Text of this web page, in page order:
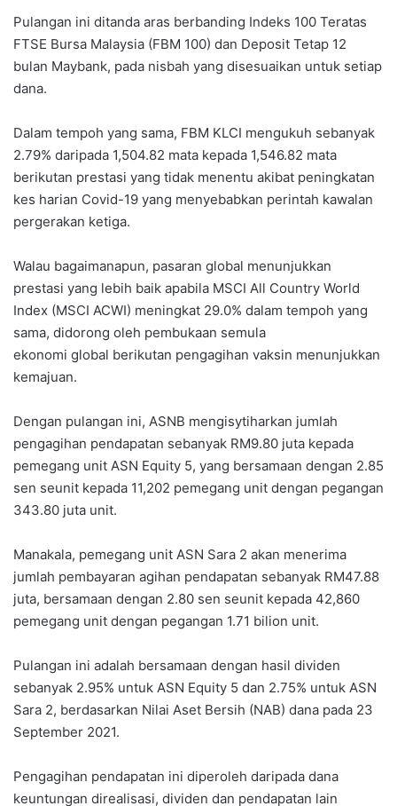
Pulangan ini ditanda aras berbanding Indeks 100 Teratas
FTSE Bursa Malaysia (FBM 100) dan Deposit Tetap 12
bulan Maybank, pada nisbah yang disesuaikan untuk setiap
dana.
Dalam tempoh yang sama, FBM KLCI mengukuh sebanyak
2.79% daripada 1,504.82 mata kepada 1,546.82 mata
berikutan prestasi yang tidak menentu akibat peningkatan
kes harian Covid-19 yang menyebabkan perintah kawalan
pergerakan ketiga.
Walau bagaimanapun, pasaran global menunjukkan
prestasi yang lebih baik apabila MSCI All Country World
Index (MSCI ACWI) meningkat 29.0% dalam tempoh yang
sama, didorong oleh pembukaan semula
ekonomi global berikutan pengagihan vaksin menunjukkan
kemajuan.
Dengan pulangan ini, ASNB mengisytiharkan jumlah
pengagihan pendapatan sebanyak RM9.80 juta kepada
pemegang unit ASN Equity 5, yang bersamaan dengan 2.85
sen seunit kepada 11,202 pemegang unit dengan pegangan
343.80 juta unit.
Manakala, pemegang unit ASN Sara 2 akan menerima
jumlah pembayaran agihan pendapatan sebanyak RM47.88
juta, bersamaan dengan 2.80 sen seunit kepada 42,860
pemegang unit dengan pegangan 1.71 bilion unit.
Pulangan ini adalah bersamaan dengan hasil dividen
sebanyak 2.95% untuk ASN Equity 5 dan 2.75% untuk ASN
Sara 2, berdasarkan Nilai Aset Bersih (NAB) dana pada 23
September 2021.
Pengagihan pendapatan ini diperoleh daripada dana
keuntungan direalisasi, dividen dan pendapatan lain